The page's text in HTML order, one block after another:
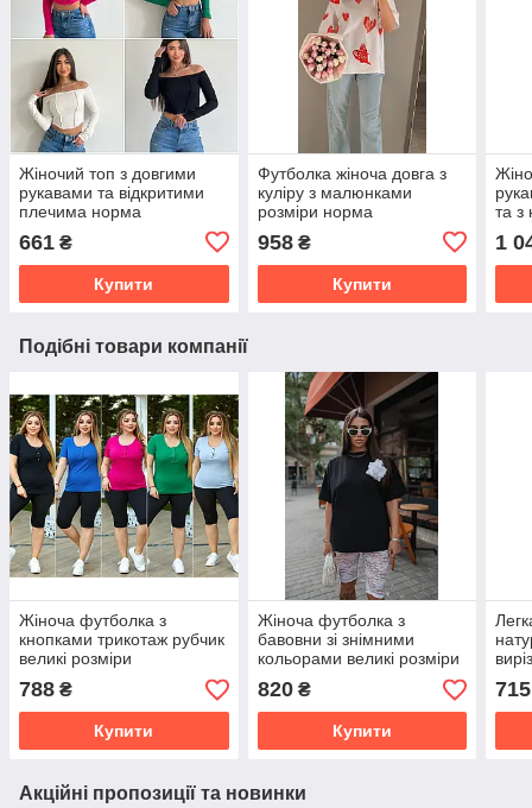
Жіночий топ з довгими
рукавами та відкритими
плечима норма
661 ₴
Купити
Футболка жіноча довга з
куліру з малюнками
розміри норма
958₴
Купити
та з
1
Подібні товари компанії
Жіноча футболка з
кнопками трикотаж рубчик
великі розміри
788 ₴
Купити
Жіноча футболка з
бавовни зі знімними
кольорами великі розміри
820₴
Купити
715
Акційні пропозиції та новинки